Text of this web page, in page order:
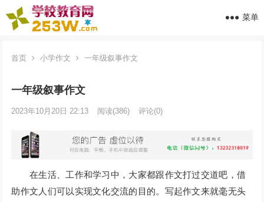
菜单
首页 小学作文 一年级叙事作文
一年级叙事作文
2023年10月20日 22:13 阅读(386) 评论(0)
在生活、工作和学习中，大家都跟作文打过交道吧，借
助作文人们可以实现文化交流的目的。写起作文来就毫无头